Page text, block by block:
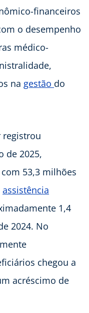
financeiros
o desempenho
médico-
na gestão do
registrou
de 2025,
53,3 milhões
assistência
1,4
2024. No
chegou a
acréscimo de